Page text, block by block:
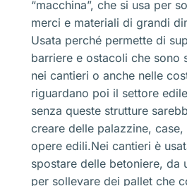
“macchina”, che si usa per
merci e materiali di grandi
Usata perché permette di
barriere e ostacoli che sono
nei cantieri o anche nelle
riguardano poi il settore
senza queste strutture
creare delle palazzine,
opere edili.Nei cantieri è
spostare delle betoniere, da
per sollevare dei pallet che